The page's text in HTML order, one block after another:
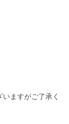
ますがご了承く